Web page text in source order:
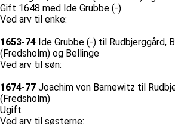
Gift 1648 med Ide Grubbe (-)
Ved arv til enke:
1653-74 Ide Grubbe (-) til Rudbjerggård,
(Fredsholm) og Bellinge
Ved arv til søn:
1674-77 Joachim von Barnewitz til
(Fredsholm)
Ugift
Ved arv til søsterne: